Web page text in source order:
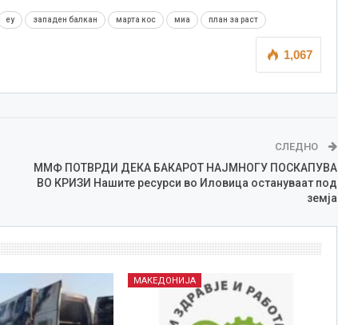
еу западен балкан марта кос миа план за раст
1,067
СЛЕДНО
ММФ ПОТВРДИ ДЕКА БАКАРОТ НАЈМНОГУ ПОСКАПУВА
ВО КРИЗИ Нашите ресурси во Иловица остануваат под
земја
МАКЕДОНИЈА